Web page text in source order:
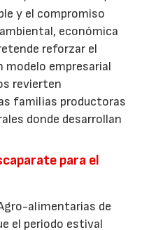
y el compromiso
económica
reforzar el
modelo empresarial
revierten
familias productoras
donde desarrollan
para el
alimentarias de
el periodo estival